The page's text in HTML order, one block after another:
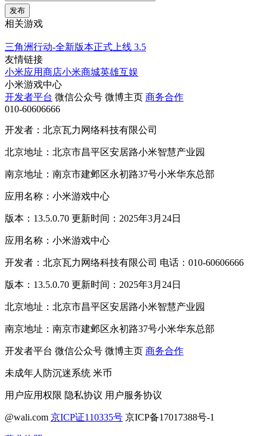
发布
相关游戏
三角洲行动-全新版本正式上线 3.5
友情链接
小米应用商店小米商城英雄互娱
小米游戏中心
开发者平台 微信公众号 微博主页 商务合作
010-60606666
开发者：北京瓦力网络科技有限公司
北京地址：北京市昌平区安居路小米智慧产业园
南京地址：南京市建邺区永初路37号小米华东总部
应用名称：小米游戏中心
版本：13.5.0.70 更新时间：2025年3月24日
应用名称：小米游戏中心
开发者：北京瓦力网络科技有限公司 电话：010-60606666
版本：13.5.0.70 更新时间：2025年3月24日
北京地址：北京市昌平区安居路小米智慧产业园
南京地址：南京市建邺区永初路37号小米华东总部
开发者平台 微信公众号 微博主页 商务合作
未成年人防沉迷系统 米币
用户应用权限 隐私协议 用户服务协议
@wali.com 京ICP证110335号 京ICP备17017388号-1